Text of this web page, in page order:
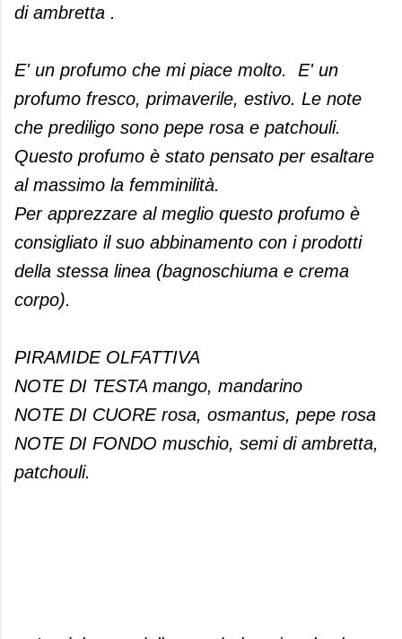
di ambretta .
E' un profumo che mi piace molto. E' un
profumo fresco, primaverile, estivo. Le note
che prediligo sono pepe rosa e patchouli.
Questo profumo è stato pensato per esaltare
al massimo la femminilità.
Per apprezzare al meglio questo profumo è
consigliato il suo abbinamento con i prodotti
della stessa linea (bagnoschiuma e crema
corpo).
PIRAMIDE OLFATTIVA
NOTE DI TESTA mango, mandarino
NOTE DI CUORE rosa, osmantus, pepe rosa
NOTE DI FONDO muschio, semi di ambretta,
patchouli.